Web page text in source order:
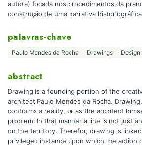
autora) focada nos procedimentos da
construção de uma narrativa
palavras-chave
Paulo Mendes da Rocha Drawings Design
abstract
Drawing is a founding portion of the
architect Paulo Mendes da Rocha.
conforms a reality, or as the architect
problem. In that manner a line is not just
on the territory. Therefor, drawing is
privileged instance upon which the action